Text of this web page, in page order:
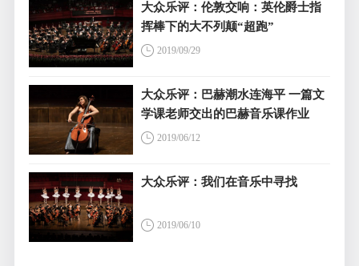
大众乐评：伦敦交响：英伦爵士指
挥棒下的大不列颠“超跑”
2019/09/29
大众乐评：巴赫潮水连海平 一篇文
学课老师交出的巴赫音乐课作业
2019/06/12
大众乐评：我们在音乐中寻找
2019/06/10